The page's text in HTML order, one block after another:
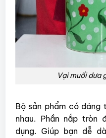
Vại muối dưa
Bộ sản phẩm có
nhau. Phần nắp tròn
dụng. Giúp bạn dễ